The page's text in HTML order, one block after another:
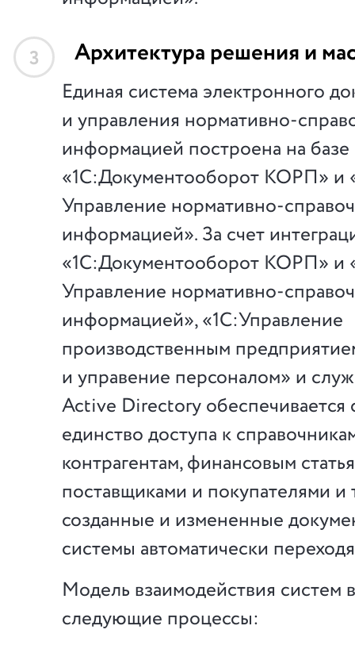
3 Архитектура решения и
Единая система электронного
и управления нормативно-
информацией построена на
«1С:Документооборот КОРП» и
Управление нормативно-
информацией». За счет
«1С:Документооборот КОРП» и
Управление нормативно-
информацией», «1С:Управление
производственным
и управение персоналом» и
Active Directory обеспечивается
единство доступа к
контрагентам, финансовым
поставщиками и покупателями и
созданные и измененные
системы автоматически
Модель взаимодействия систем
следующие процессы: